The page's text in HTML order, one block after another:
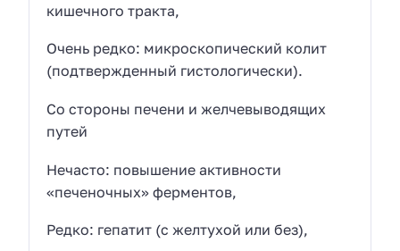
кишечного тракта,
Очень редко: микроскопический колит
(подтвержденный гистологически).
Со стороны печени и желчевыводящих
путей
Нечасто: повышение активности
«печеночных» ферментов,
Редко: гепатит (с желтухой или без),